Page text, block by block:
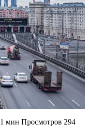
1 мин Просмотров 294